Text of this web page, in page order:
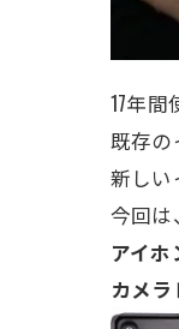
17年
既存の
新しい
今回は
アイホ
カメ